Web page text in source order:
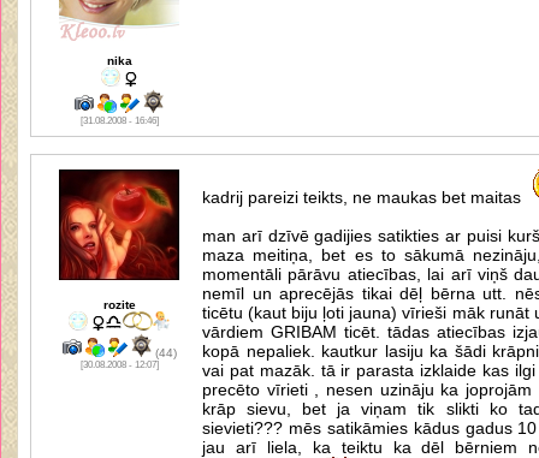
nika
[31.08.2008 - 16:46]
rozite
(44)
[30.08.2008 - 12:07]
kadrij pareizi teikts, ne maukas bet maitas
man arī dzīvē gadijies satikties ar puisi
maza meitiņa, bet es to sākumā
momentāli pārāvu atiecības, lai arī viņš
nemīl un aprecējās tikai dēļ bērna utt.
ticētu (kaut biju ļoti jauna) vīrieši māk runāt
vārdiem GRIBAM ticēt. tādas atiecības
kopā nepaliek. kautkur lasiju ka šādi
vai pat mazāk. tā ir parasta izklaide kas
precēto vīrieti , nesen uzināju ka
krāp sievu, bet ja viņam tik slikti ko
sievieti??? mēs satikāmies kādus gadus
jau arī liela, ka teiktu ka dēl bērniem